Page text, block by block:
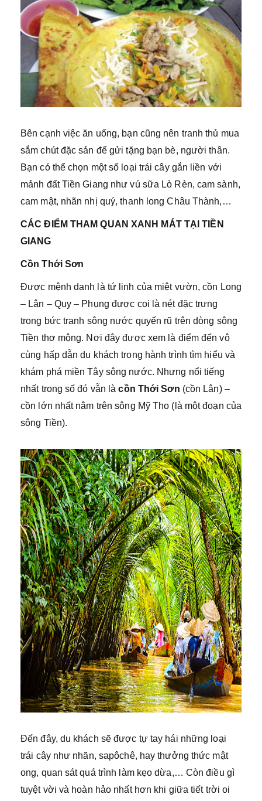
Bên cạnh việc ăn uống, bạn cũng nên tranh thủ mua
sắm chút đặc sản để gửi tặng bạn bè, người thân.
Bạn có thể chọn một số loại trái cây gắn liền với
mảnh đất Tiền Giang như vú sữa Lò Rèn, cam sành,
cam mật, nhãn nhị quý, thanh long Châu Thành,…
CÁC ĐIỂM THAM QUAN XANH MÁT TẠI TIỀN
GIANG
Cồn Thới Sơn
Được mệnh danh là tứ linh của miệt vườn, cồn Long
– Lân – Quy – Phụng được coi là nét đặc trưng
trong bức tranh sông nước quyến rũ trên dòng sông
Tiền thơ mộng. Nơi đây được xem là điểm đến vô
cùng hấp dẫn du khách trong hành trình tìm hiểu và
khám phá miền Tây sông nước. Nhưng nổi tiếng
nhất trong số đó vẫn làcồn Thới Sơn (cồn Lân) –
cồn lớn nhất nằm trên sông Mỹ Tho (là một đoạn của
sông Tiền).
Đến đây, du khách sẽ được tự tay hái những loại
trái cây như nhãn, sapôchê, hay thưởng thức mật
ong, quan sát quá trình làm kẹo dừa,… Còn điều gì
tuyệt vời và hoàn hảo nhất hơn khi giữa tiết trời oi